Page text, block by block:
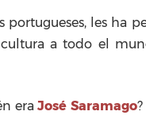
portugueses, les ha
a todo el
eraJosé Saramago